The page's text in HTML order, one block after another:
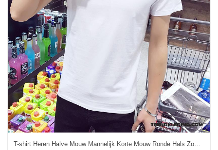
T-shirt Heren Halve Mouw Mannelijk Korte Mouw Ronde Hals Zomer Slim Fit Wit